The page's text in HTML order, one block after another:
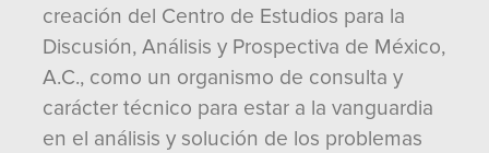
creación del Centro de Estudios para la
Discusión, Análisis y Prospectiva de México,
A.C., como un organismo de consulta y
carácter técnico para estar a la vanguardia
en el análisis y solución de los problemas